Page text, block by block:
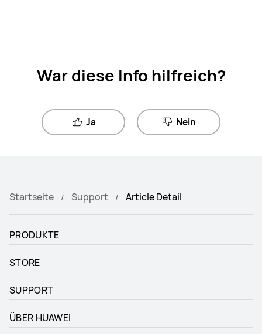
War diese Info hilfreich?
Ja Nein
Startseite Support Article Detail
PRODUKTE
STORE
SUPPORT
ÜBER HUAWEI